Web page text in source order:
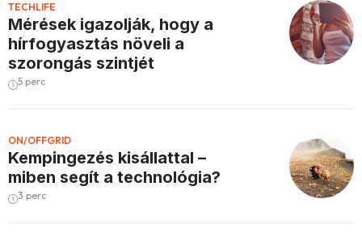
TECHLIFE
Mérések igazolják, hogy a
hírfogyasztás növeli a
szorongás szintjét
5 perc
ON/OFFGRID
Kempingezés kisállattal –
miben segít a technológia?
3 perc